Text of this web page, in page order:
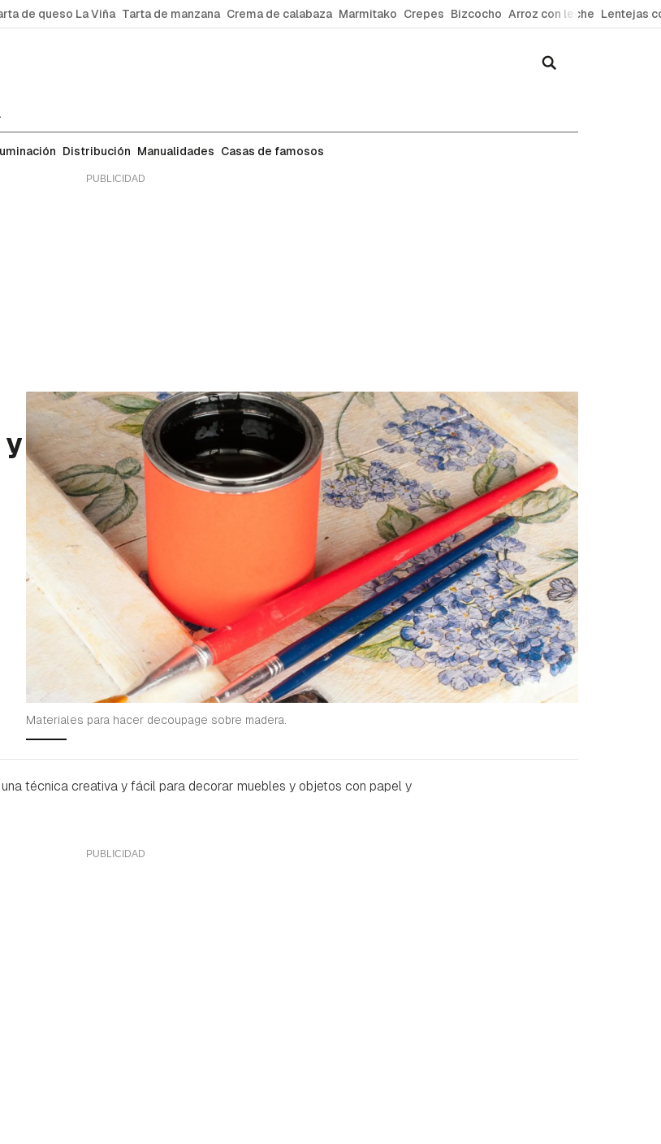
de queso La Viña Tarta de manzana Crema de calabaza Marmitako Crepes Bizcocho Arroz con leche Lentejas
Distribución Manualidades Casas de famosos
Materiales para hacer decoupage sobre madera.
técnica creativa y fácil para decorar muebles y objetos con papel y